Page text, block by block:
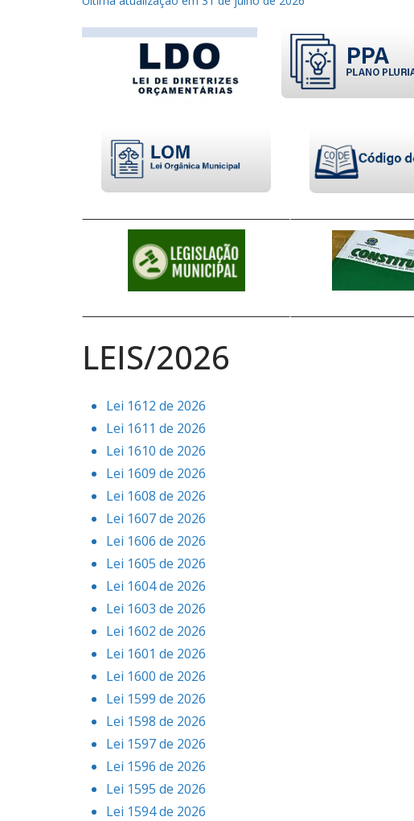
LEIS/2026
Lei 1612 de 2026
Lei 1611 de 2026
Lei 1610 de 2026
Lei 1609 de 2026
Lei 1608 de 2026
Lei 1607 de 2026
Lei 1606 de 2026
Lei 1605 de 2026
Lei 1604 de 2026
Lei 1603 de 2026
Lei 1602 de 2026
Lei 1601 de 2026
Lei 1600 de 2026
Lei 1599 de 2026
Lei 1598 de 2026
Lei 1597 de 2026
Lei 1596 de 2026
Lei 1595 de 2026
Lei 1594 de 2026